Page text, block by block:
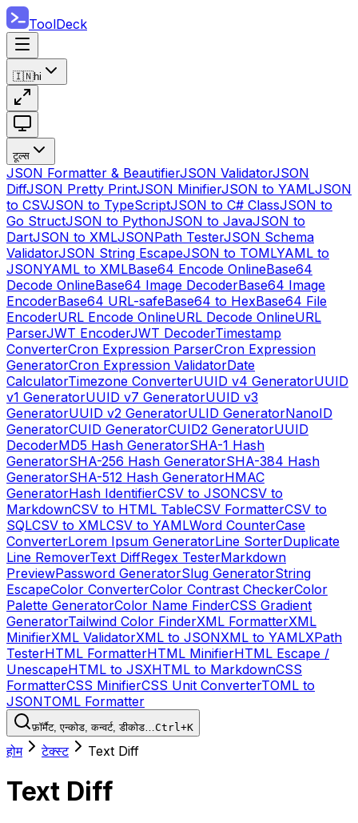
ToolDeck
🇮🇳hi
टूल्स
JSON Formatter & BeautifierJSON ValidatorJSON
DiffJSON Pretty PrintJSON MinifierJSON to YAMLJSON
to CSVJSON to TypeScriptJSON to C# ClassJSON to
Go StructJSON to PythonJSON to JavaJSON to
DartJSON to XMLJSONPath TesterJSON Schema
ValidatorJSON String EscapeJSON to TOMLYAML to
JSONYAML to XMLBase64 Encode OnlineBase64
Decode OnlineBase64 Image DecoderBase64 Image
EncoderBase64 URL-safeBase64 to HexBase64 File
EncoderURL Encode OnlineURL Decode OnlineURL
ParserJWT EncoderJWT DecoderTimestamp
ConverterCron Expression ParserCron Expression
GeneratorCron Expression ValidatorDate
CalculatorTimezone ConverterUUID v4 GeneratorUUID
v1 GeneratorUUID v7 GeneratorUUID v3
GeneratorUUID v2 GeneratorULID GeneratorNanoID
GeneratorCUID GeneratorCUID2 GeneratorUUID
DecoderMD5 Hash GeneratorSHA-1 Hash
GeneratorSHA-256 Hash GeneratorSHA-384 Hash
GeneratorSHA-512 Hash GeneratorHMAC
GeneratorHash IdentifierCSV to JSONCSV to
MarkdownCSV to HTML TableCSV FormatterCSV to
SQLCSV to XMLCSV to YAMLWord CounterCase
ConverterLorem Ipsum GeneratorLine SorterDuplicate
Line RemoverText DiffRegex TesterMarkdown
PreviewPassword GeneratorSlug GeneratorString
EscapeColor ConverterColor Contrast CheckerColor
Palette GeneratorColor Name FinderCSS Gradient
GeneratorTailwind Color FinderXML FormatterXML
MinifierXML ValidatorXML to JSONXML to YAMLXPath
TesterHTML FormatterHTML MinifierHTML Escape /
UnescapeHTML to JSXHTML to MarkdownCSS
FormatterCSS MinifierCSS Unit ConverterTOML to
JSONTOML Formatter
फ़ॉर्मैट, एन्कोड, कन्वर्ट, डीकोड…Ctrl+K
होम टेक्स्ट Text Diff
Text Diff